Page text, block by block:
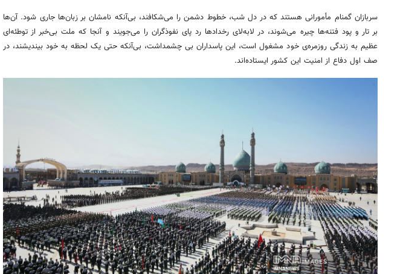
سربازان گمنام مأمورانیهستند که در دل شب، خطوط دشمن را می‌شکافند، بی‌آنکه نامشان بر زبان‌ها جاری شود. آن‌ها
بر تار و پود فتنه‌ها چیره می‌شوند، در لابه‌لای رخدادها رد پای نفوذگران را می‌جویند و آنجا که ملت بی‌خبر از توطئه‌ای
عظیم به زندگی روزمره‌ی خود مشغول است، این پاسداران بی چشمداشت، بی‌آنکه حتی یک لحظه به خود بیندیشند، در
صف اول دفاع از امنیت این کشور ایستاده‌اند.